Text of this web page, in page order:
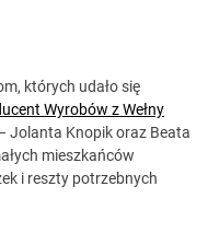
których udało się
Wyrobów z Wełny
Jolanta Knopik oraz Beata
mieszkańców
i reszty potrzebnych